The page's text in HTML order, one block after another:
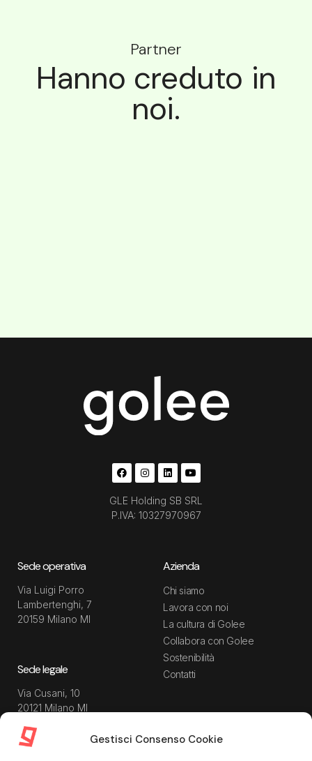
Gestisci Consenso Cookie
Partner
Hanno creduto in
noi.
GLE Holding SB SRL
P.IVA: 10327970967
Sede operativa
Via Luigi Porro
Lambertenghi, 7
20159 Milano MI
Sede legale
Via Cusani, 10
20121 Milano MI
Azienda
Chi siamo
Lavora con noi
La cultura di Golee
Collabora con Golee
Sostenibilità
Contatti